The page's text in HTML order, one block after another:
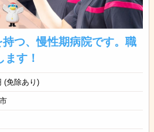
つ、慢性期病院です。職
す！
(免除あり)